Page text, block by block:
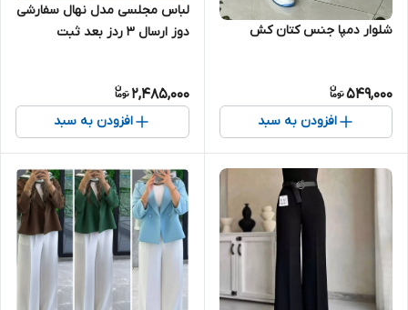
شلوار دمپا جنس کتان کش
549,000
افزودن به سبد
لباس مجلسی مدل نهال سفارشی
دوز ارسال ۳ ردز بعد ثبت
2,485,000
افزودن به سبد